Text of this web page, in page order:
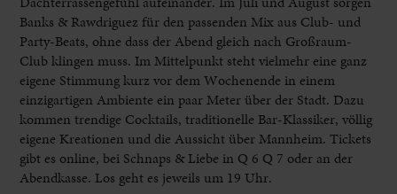
Banks & Rawdriguez für den passenden Mix aus Club- und
Party-Beats, ohne dass der Abend gleich nach Großraum-
Club klingen muss. Im Mittelpunkt steht vielmehr eine ganz
eigene Stimmung kurz vor dem Wochenende in einem
einzigartigen Ambiente ein paar Meter über der Stadt. Dazu
kommen trendige Cocktails, traditionelle Bar-Klassiker, völlig
eigene Kreationen und die Aussicht über Mannheim. Tickets
gibt es online, bei Schnaps & Liebe in Q 6 Q 7 oder an der
Abendkasse. Los geht es jeweils um 19 Uhr.